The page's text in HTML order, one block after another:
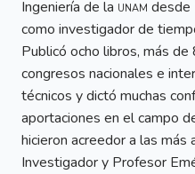
Ingeniería de la unam desde
como investigador de
Publicó ocho libros, más
congresos nacionales e
técnicos y dictó muchas
aportaciones en el campo
hicieron acreedor a las
Investigador y Profesor